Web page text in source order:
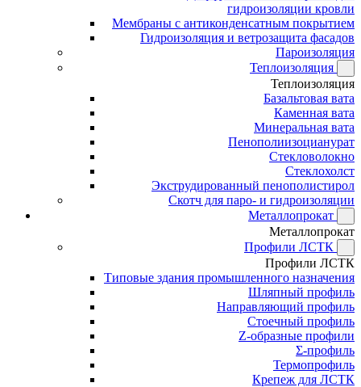
гидроизоляции кровли
Мембраны с антиконденсатным покрытием
Гидроизоляция и ветрозащита фасадов
Пароизоляция
Теплоизоляция
Теплоизоляция
Базальтовая вата
Каменная вата
Минеральная вата
Пенополиизоцианурат
Стекловолокно
Стеклохолст
Экструдированный пенополистирол
Скотч для паро- и гидроизоляции
Металлопрокат
Металлопрокат
Профили ЛСТК
Профили ЛСТК
Типовые здания промышленного назначения
Шляпный профиль
Направляющий профиль
Стоечный профиль
Z-образные профили
Σ-профиль
Термопрофиль
Крепеж для ЛСТК